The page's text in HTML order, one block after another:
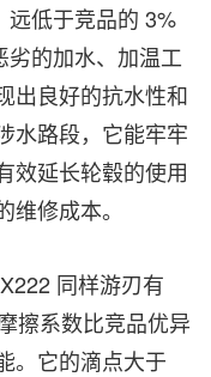
远低于竞品的 3%
的加水、加温工
出良好的抗水性和
水路段，它能牢牢
效延长轮毂的使用
修成本。
同样游刃有
擦系数比竞品优异
。它的滴点大于